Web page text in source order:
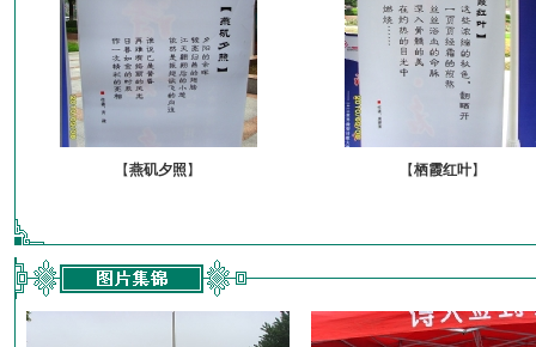
【燕矶夕照 】 【栖霞红叶】